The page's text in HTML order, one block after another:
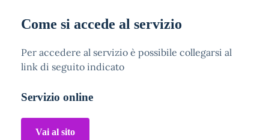
Come si accede al servizio
Per accedere al servizio è possibile collegarsi al
link di seguito indicato
Servizio online
Vai al sito